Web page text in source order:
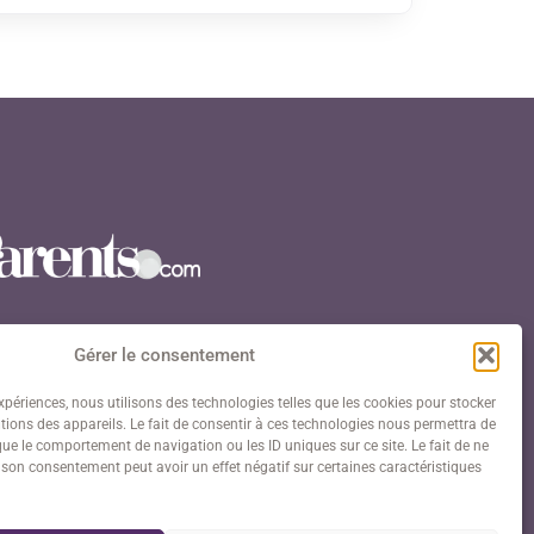
Gérer le consentement
nous utilisons des technologies telles que les cookies pour stocker
des appareils. Le fait de consentir à ces technologies nous permettra de
le comportement de navigation ou les ID uniques sur ce site. Le fait de ne
consentement peut avoir un effet négatif sur certaines caractéristiques
Paul Doumer 75016 Paris
06 23 13 01 66